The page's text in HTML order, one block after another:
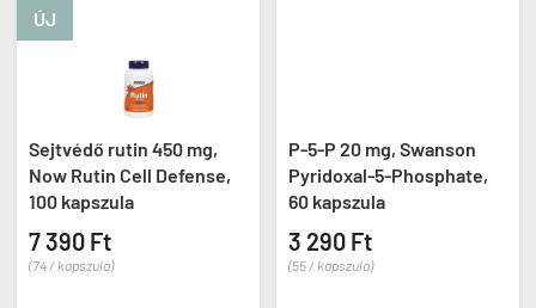
ÚJ
Sejtvédő rutin 450 mg,
Now Rutin Cell Defense,
100 kapszula
7 390 Ft
(74 / kapszula)
P-5-P 20 mg, Swanson
Pyridoxal-5-Phosphate,
60 kapszula
3 290 Ft
(55 / kapszula)